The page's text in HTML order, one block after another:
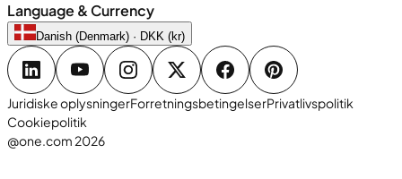
Language & Currency
Danish (Denmark) · DKK (kr)
Juridiske oplysningerForretningsbetingelserPrivatlivspolitik
Cookiepolitik
@one.com 2026